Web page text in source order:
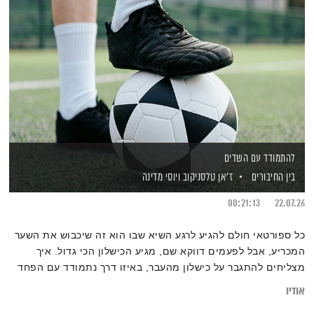
להתמודד עם השדים
בין החיבורים
ז'אן טלסניקוב ויוסי מדינה
22.07.26
00:21:13
כל ספורטאי חולם להגיע לרגע השיא שבו הוא זה שיכבוש את השער
המכריע, אבל לפעמים דווקא שם, מגיע הכישלון הכי גדול. איך
מצליחים להתגבר על כישלון מהעבר, באיזו דרך נתמודד עם הפחד
אודיו